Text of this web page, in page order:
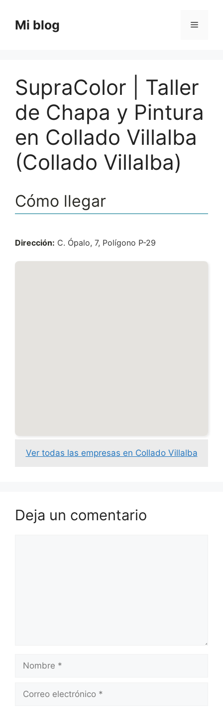
contenido
Mi blog Menú
SupraColor | Taller
de Chapa y Pintura
en Collado Villalba
(Collado Villalba)
Cómo llegar
Dirección: C. Ópalo, 7, Polígono P-29
Ver todas las empresas en Collado Villalba
Deja un comentario
Nombre
Correo